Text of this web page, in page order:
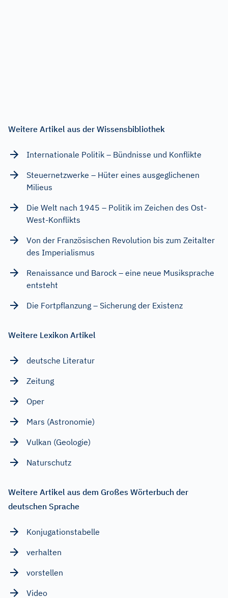
Weitere Artikel aus der Wissensbibliothek
Internationale Politik – Bündnisse und Konflikte
Steuernetzwerke – Hüter eines ausgeglichenen
Milieus
Die Welt nach 1945 – Politik im Zeichen des Ost-
West-Konflikts
Von der Französischen Revolution bis zum Zeitalter
des Imperialismus
Renaissance und Barock – eine neue Musiksprache
entsteht
Die Fortpflanzung – Sicherung der Existenz
Weitere Lexikon Artikel
deutsche Literatur
Zeitung
Oper
Mars (Astronomie)
Vulkan (Geologie)
Naturschutz
Weitere Artikel aus dem Großes Wörterbuch der
deutschen Sprache
Konjugationstabelle
verhalten
vorstellen
Video